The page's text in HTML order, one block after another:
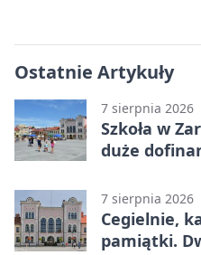
Ostatnie Artykuły
7 sierpnia 2026
Szkoła w
duże
7 sierpnia 2026
Cegielnie,
pamiątki.